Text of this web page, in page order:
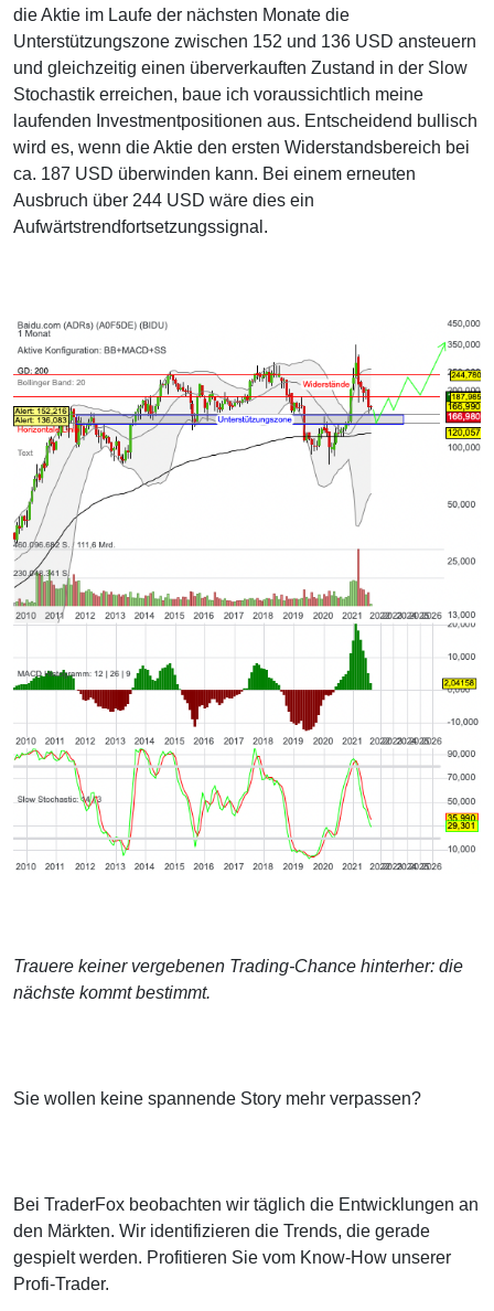
die Aktie im Laufe der nächsten Monate die
Unterstützungszone zwischen 152 und 136 USD ansteuern
und gleichzeitig einen überverkauften Zustand in der Slow
Stochastik erreichen, baue ich voraussichtlich meine
laufenden Investmentpositionen aus. Entscheidend bullisch
wird es, wenn die Aktie den ersten Widerstandsbereich bei
ca. 187 USD überwinden kann. Bei einem erneuten
Ausbruch über 244 USD wäre dies ein
Aufwärtstrendfortsetzungssignal.
Trauere keiner vergebenen Trading-Chance hinterher: die
nächste kommt bestimmt.
Sie wollen keine spannende Story mehr verpassen?
Bei TraderFox beobachten wir täglich die Entwicklungen an
den Märkten. Wir identifizieren die Trends, die gerade
gespielt werden. Profitieren Sie vom Know-How unserer
Profi-Trader.